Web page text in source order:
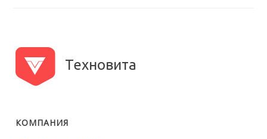
Техновита
КОМПАНИЯ